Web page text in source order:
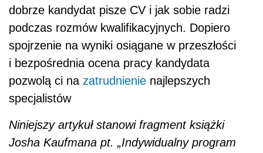
dobrze kandydat pisze CV i jak sobie radzi
podczas rozmów kwalifikacyjnych. Dopiero
spojrzenie na wyniki osiągane w przeszłości
i bezpośrednia ocena pracy kandydata
pozwolą ci na zatrudnienie najlepszych
specjalistów
Niniejszy artykuł stanowi fragment książki
Josha Kaufmana pt. „Indywidualny program